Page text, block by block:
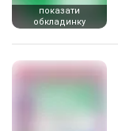
показати
обкладинку